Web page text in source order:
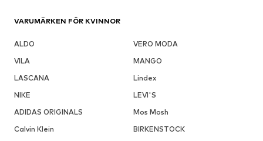
VARUMÄRKEN FÖR KVINNOR
ALDO
VERO MODA
VILA
MANGO
LASCANA
Lindex
NIKE
LEVI'S
ADIDAS ORIGINALS
Mos Mosh
Calvin Klein
BIRKENSTOCK